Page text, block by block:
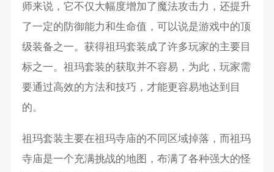
师来说，它不仅大幅度增加了魔法攻击力，还提升
了一定的防御能力和生命值，可以说是游戏中的顶
级装备之一。获得祖玛套装成了许多玩家的主要目
标之一。祖玛套装的获取并不容易，为此，玩家需
要通过高效的方法和技巧，才能更容易地达到目
的。
祖玛套装主要在祖玛寺庙的不同区域掉落，而祖玛
寺庙是一个充满挑战的地图，布满了各种强大的怪